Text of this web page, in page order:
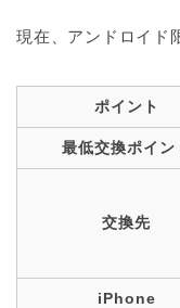
現在、アンドロイド
ポイント
最低交換ポイン
交換先
iPhone